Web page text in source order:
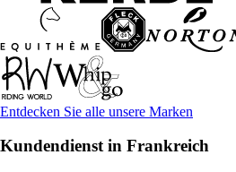
Entdecken Sie alle unsere Marken
Kundendienst in Frankreich